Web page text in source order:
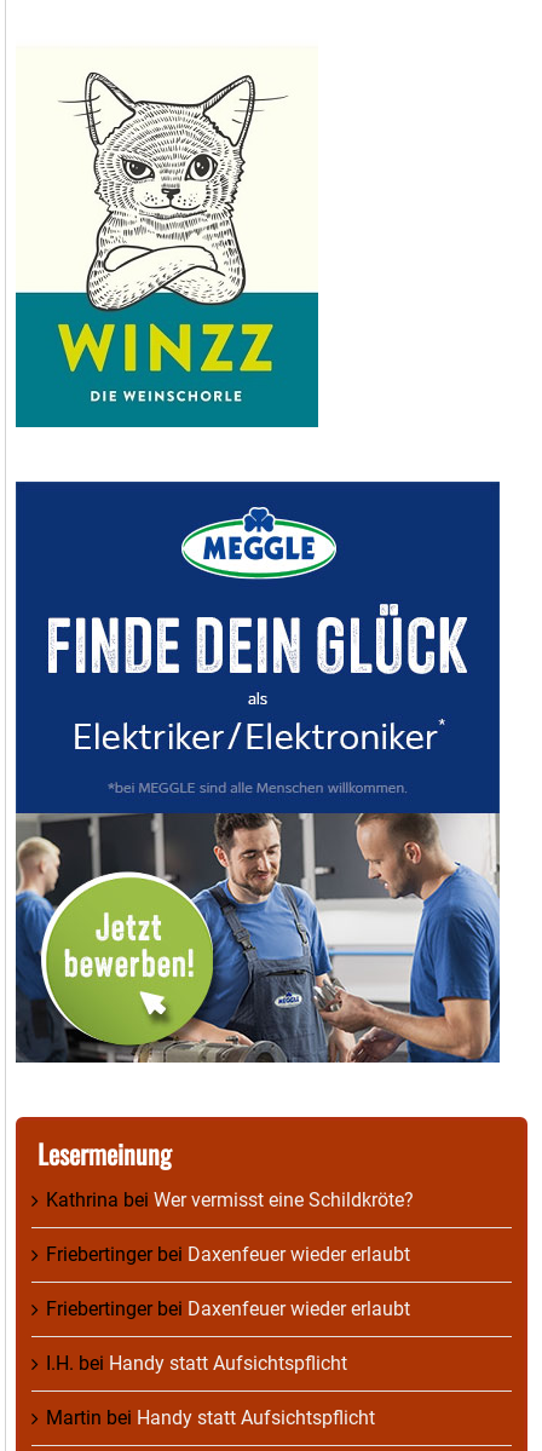
Lesermeinung
Kathrina bei Wer vermisst eine Schildkröte?
Friebertingerbei Daxenfeuer wieder erlaubt
Friebertingerbei Daxenfeuer wieder erlaubt
I.H. bei Handy statt Aufsichtspflicht
Martin bei Handy statt Aufsichtspflicht